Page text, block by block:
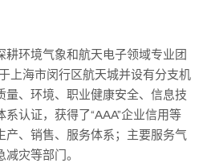
耕环境气象和航天电子领域专业团
上海市闵行区航天城并设有分支机
量、环境、职业健康安全、信息技
认证，获得了“AAA”企业信用等
产、销售、服务体系；主要服务气
灾等部门。